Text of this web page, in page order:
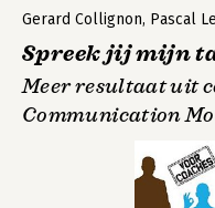
Gerard Collignon, Pascal
Spreek jij mijn
Meer resultaat uit
Communication